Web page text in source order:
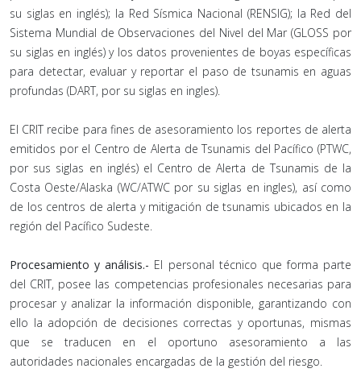
su siglas en inglés); la Red Sísmica Nacional (RENSIG); la Red del
Sistema Mundial de Observaciones del Nivel del Mar (GLOSS por
su siglas en inglés) y los datos provenientes de boyas específicas
para detectar, evaluar y reportar el paso de tsunamis en aguas
profundas (DART, por su siglas en ingles).
El CRIT recibe para fines de asesoramiento los reportes de alerta
emitidos por el Centro de Alerta de Tsunamis del Pacífico (PTWC,
por sus siglas en inglés) el Centro de Alerta de Tsunamis de la
Costa Oeste/Alaska (WC/ATWC por su siglas en ingles), así como
de los centros de alerta y mitigación de tsunamis ubicados en la
región del Pacífico Sudeste.
Procesamiento y análisis.- El personal técnico que forma parte
del CRIT, posee las competencias profesionales necesarias para
procesar y analizar la información disponible, garantizando con
ello la adopción de decisiones correctas y oportunas, mismas
que se traducen en el oportuno asesoramiento a las
autoridades nacionales encargadas de la gestión del riesgo.